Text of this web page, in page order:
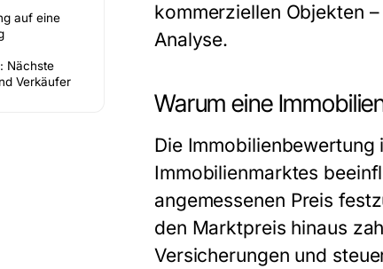
auf eine
Nächste
Verkäufer
kommerziellen Objekten
Analyse.
Warum eine
Die
Immobilienmarktes
angemessenen Preis
den Marktpreis hinaus
Versicherungen und